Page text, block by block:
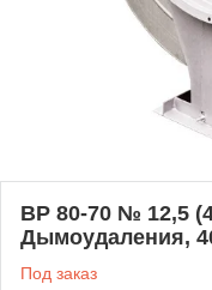
ВР 80-70 № 12,5
Дымоудаления,
Под заказ